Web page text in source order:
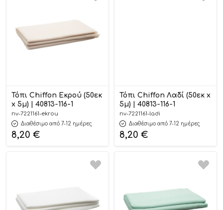
Τόπι Chiffon Εκρού (50εκ
x 5μ) | 40813-116-1
nv-7221161-ekrou
Διαθέσιμο από 7-12 ημέρες
8,20 €
Τόπι Chiffon Λαδί (50εκ x
5μ) | 40813-116-1
nv-7221161-ladi
Διαθέσιμο από 7-12 ημέρες
8,20 €